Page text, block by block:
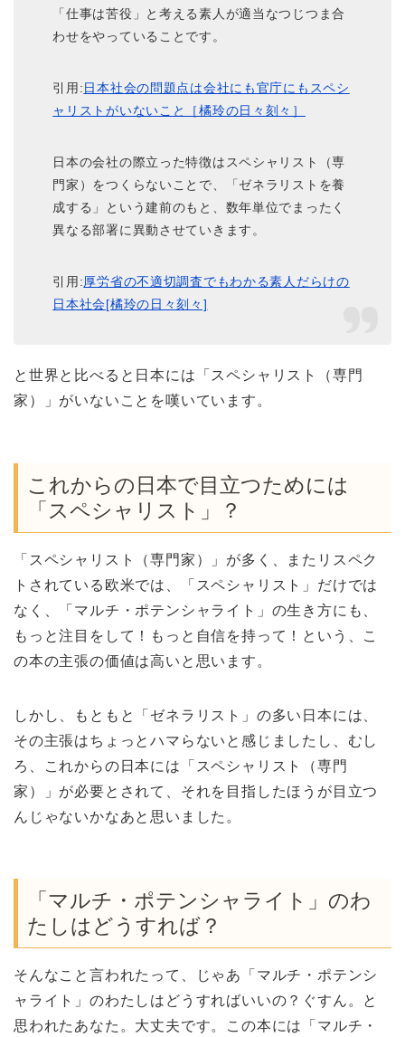
「仕事は苦役」と考える素人が適当なつじつま合
わせをやっていることです。
引用:日本社会の問題点は会社にも官庁にもスペシ
ャリストがいないこと［橘玲の日々刻々］
日本の会社の際立った特徴はスペシャリスト（専
門家）をつくらないことで、「ゼネラリストを養
成する」という建前のもと、数年単位でまったく
異なる部署に異動させていきます。
引用:厚労省の不適切調査でもわかる素人だらけの
日本社会[橘玲の日々刻々]
と世界と比べると日本には「スペシャリスト（専門
家）」がいないことを嘆いています。
これからの日本で目立つためには
「スペシャリスト」？
「スペシャリスト（専門家）」が多く、またリスペク
トされている欧米では、「スペシャリスト」だけでは
なく、「マルチ・ポテンシャライト」の生き方にも、
もっと注目をして！もっと自信を持って！という、こ
の本の主張の価値は高いと思います。
しかし、もともと「ゼネラリスト」の多い日本には、
その主張はちょっとハマらないと感じましたし、むし
ろ、これからの日本には「スペシャリスト（専門
家）」が必要とされて、それを目指したほうが目立つ
んじゃないかなあと思いました。
「マルチ・ポテンシャライト」のわ
たしはどうすれば？
そんなこと言われたって、じゃあ「マルチ・ポテンシ
ャライト」のわたしはどうすればいいの？ぐすん。と
思われたあなた。大丈夫です。この本には「マルチ・